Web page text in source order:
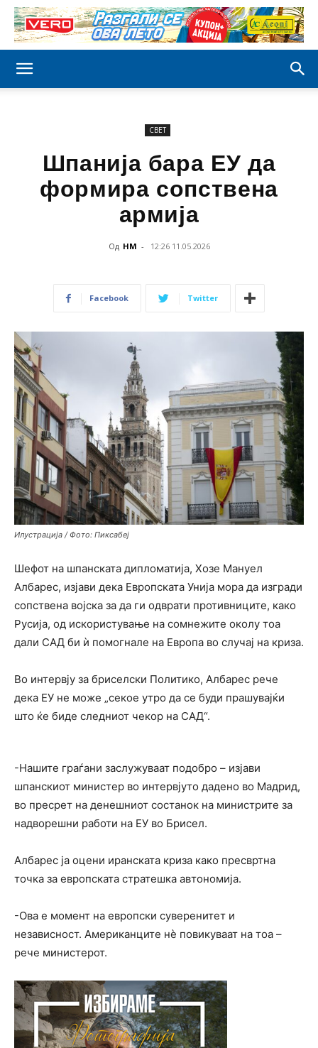
СВЕТ
Шпанија бара ЕУ да
формира сопствена
армија
Од НМ - 12:26 11.05.2026
Facebook Twitter
Илустрација / Фото: Пиксабеј
Шефот на шпанската дипломатија, Хозе Мануел
Албарес, изјави дека Европската Унија мора да изгради
сопствена војска за да ги одврати противниците, како
Русија, од искористување на сомнежите околу тоа
дали САД би ѝ помогнале на Европа во случај на криза.
Во интервју за бриселски Политико, Албарес рече
дека ЕУ не може „секое утро да се буди прашувајќи
што ќе биде следниот чекор на САД“.
-Нашите граѓани заслужуваат подобро – изјави
шпанскиот министер во интервјуто дадено во Мадрид,
во пресрет на денешниот состанок на министрите за
надворешни работи на ЕУ во Брисел.
Албарес ја оцени иранската криза како пресвртна
точка за европската стратешка автономија.
-Ова е момент на европски суверенитет и
независност. Американците нè повикуваат на тоа –
рече министерот.